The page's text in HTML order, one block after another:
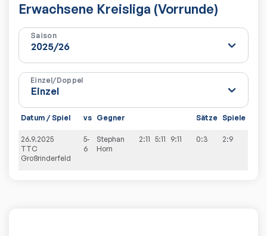
Erwachsene Kreisliga (Vorrunde)
Saison
Einzel/Doppel
Datum / Spiel vs Gegner Sätze Spiele
26.9.2025
TTC
Großrinderfeld
5-
6
Stephan
Horn
2:11 5:11 9:11 0:3 2:9